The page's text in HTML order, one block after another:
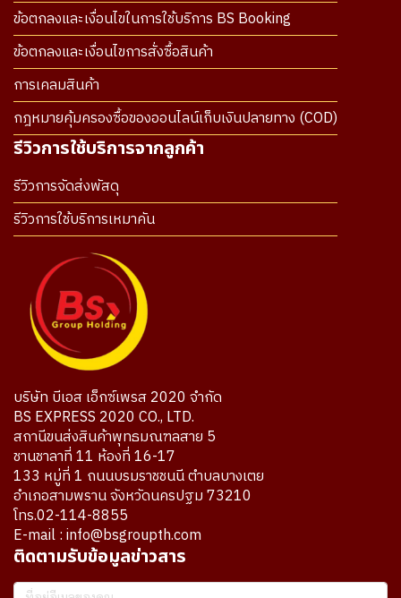
ข้อตกลงและเงื่อนไขในการใช้บริการ BS Booking
ข้อตกลงและเงื่อนไขการสั่งซื้อสินค้า
การเคลมสินค้า
กฎหมายคุ้มครองซื้อของออนไลน์เก็บเงินปลายทาง (COD)
รีวิวการใช้บริการจากลูกค้า
รีวิวการจัดส่งพัสดุ
รีวิวการใช้บริการเหมาคัน
บริษัท บีเอส เอ็กซ์เพรส 2020 จำกัด
BS EXPRESS 2020 CO., LTD.
สถานีขนส่งสินค้าพุทธมณฑลสาย 5
ชานชาลาที่ 11 ห้องที่ 16-17
133 หมู่ที่ 1 ถนนบรมราชชนนี ตำบลบางเตย
อำเภอสามพราน จังหวัดนครปฐม 73210
โทร.02-114-8855
E-mail : info@bsgroupth.com
ติดตามรับข้อมูลข่าวสาร